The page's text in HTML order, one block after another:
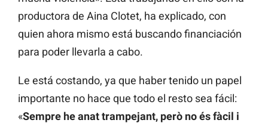
productora de Aina Clotet, ha explicado, con
quien ahora mismo está buscando financiación
para poder llevarla a cabo.
Le está costando, ya que haber tenido un papel
importante no hace que todo el resto sea fácil:
«Sempre he anat trampejant, però no és fàcil i